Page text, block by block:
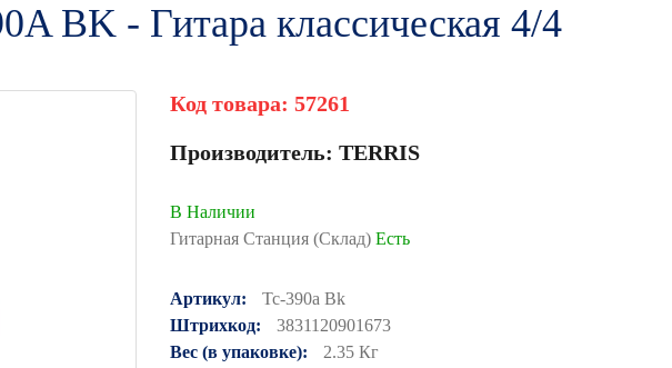
BK - Гитара классическая 4/4
Код товара: 57261
Производитель: TERRIS
В Наличии
Гитарная Станция (Склад) Есть
Артикул:
Tc-390a Bk
Штрихкод:
3831120901673
Вес (в упаковке):
2.35 Кг